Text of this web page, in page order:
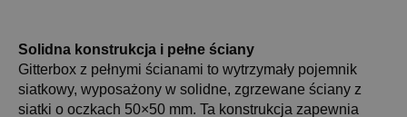
Solidna konstrukcja i pełne ściany
Gitterbox z pełnymi ścianami to wytrzymały pojemnik
siatkowy, wyposażony w solidne, zgrzewane ściany z
siatki o oczkach 50×50 mm. Ta konstrukcja zapewnia